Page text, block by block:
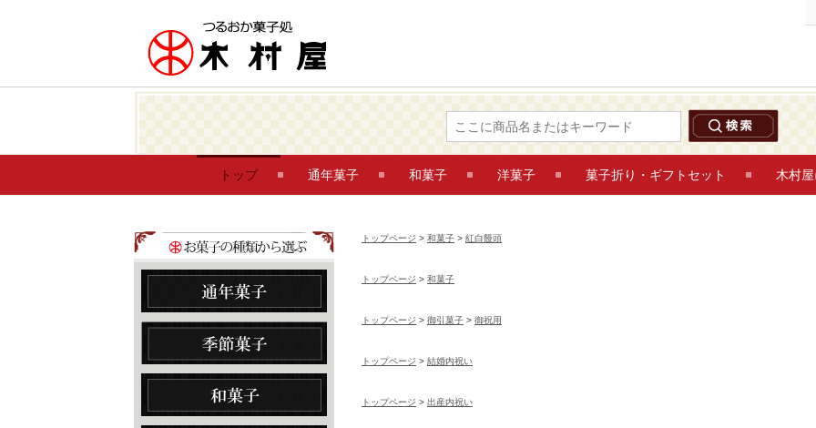
トップ 通年菓子 和菓子 洋菓子 菓子折り・ギフトセット 木村
トップページ > 和菓子 > 紅白饅頭
トップページ > 和菓子
トップページ > 御引菓子 > 御祝用
トップページ > 結婚内祝い
トップページ > 出産内祝い